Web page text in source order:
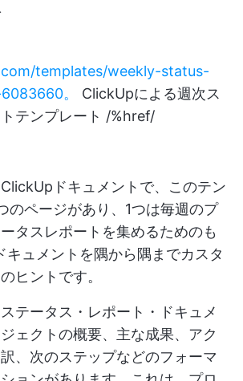
templates/weekly-status-
。
ClickUpによる週次ス
テンプレート /%href/
ドキュメントで、このテン
のページがあり、1つは毎週のプ
タスレポートを集めるためのも
キュメントを隅から隅までカスタ
ヒントです。
テータス・レポート・ドキュメ
ェクトの概要、主な成果、アク
、次のステップなどのフォーマ